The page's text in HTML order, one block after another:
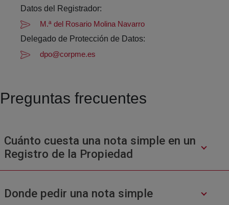
Datos del Registrador:
M.ª del Rosario Molina Navarro
Delegado de Protección de Datos:
dpo@corpme.es
Preguntas frecuentes
Cuánto cuesta una nota simple en un
Registro de la Propiedad
Donde pedir una nota simple